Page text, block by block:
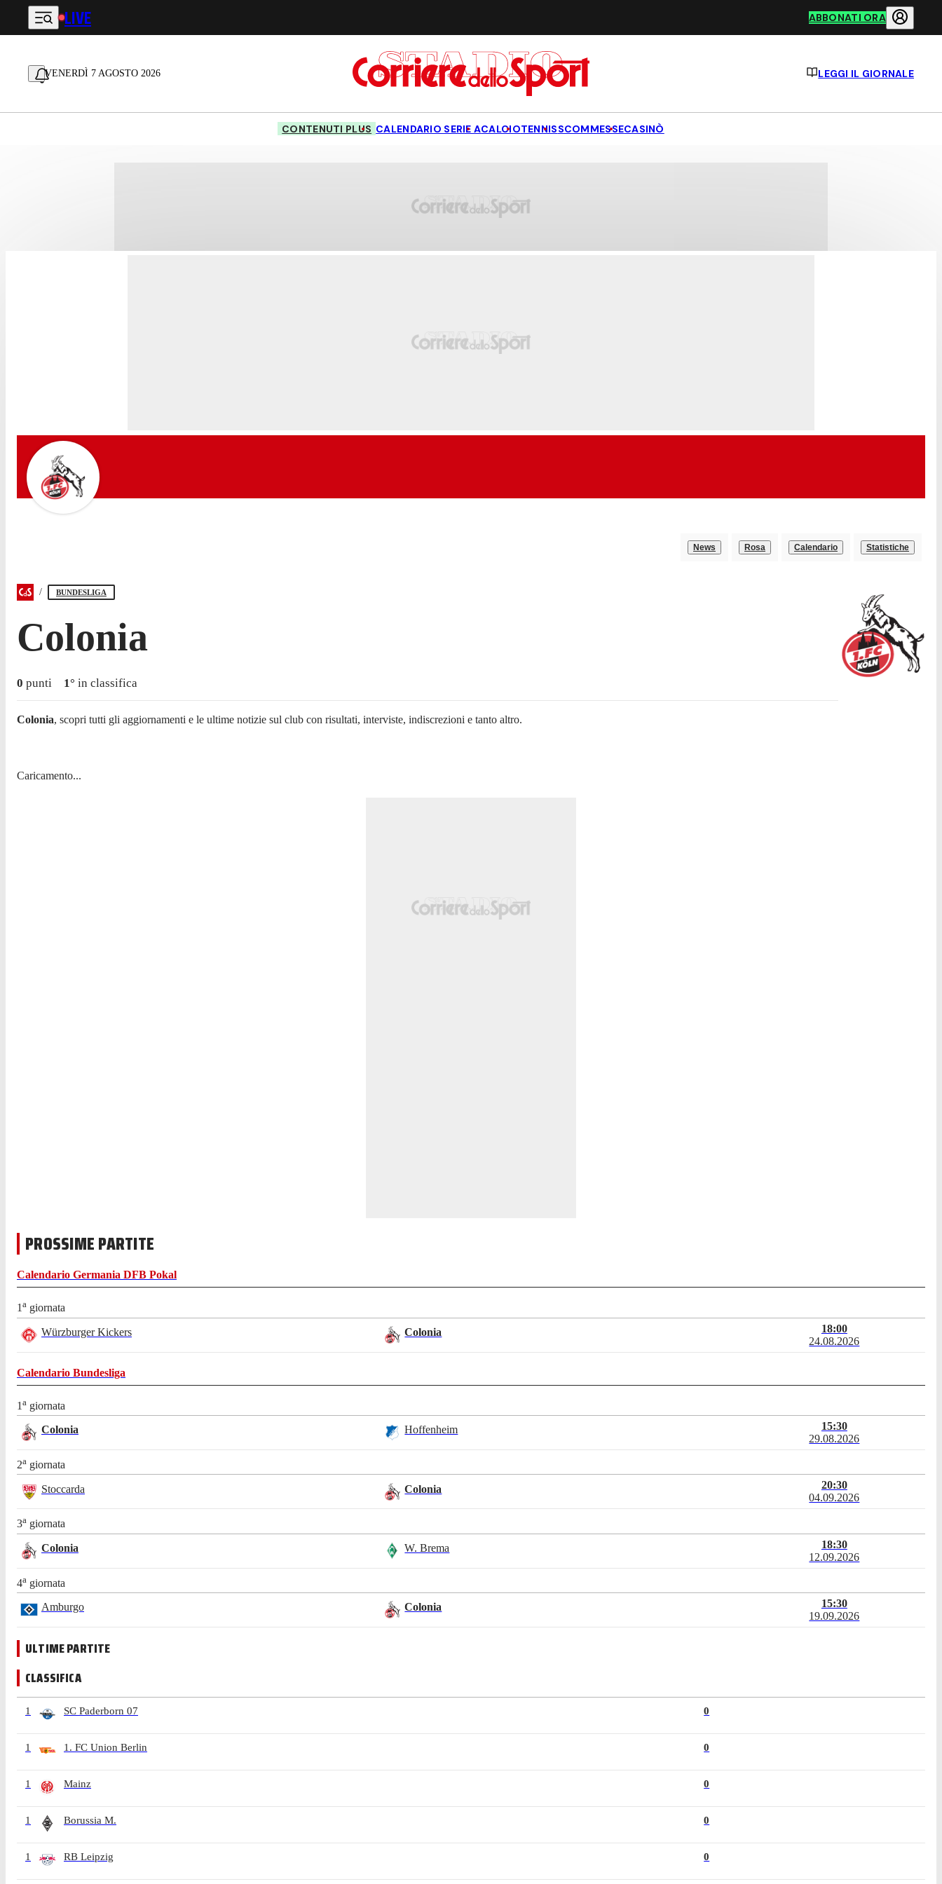
Vai al contenuto principale
LIVE ABBONATI ORA
VENERDÌ 7 AGOSTO 2026 LEGGI IL GIORNALE
CONTENUTI PLUS CALENDARIO SERIE ACALCIOTENNISSCOMMESSECASINÒ
News Rosa Calendario Statistiche
BUNDESLIGA
Colonia
0 punti 1° in classifica
Colonia, scopri tutti gli aggiornamenti e le ultime notizie sul club con risultati, interviste, indiscrezioni e tanto altro.
Caricamento...
PROSSIME PARTITE
Calendario Germania DFB Pokal
1a giornata
Würzburger Kickers Colonia
18:00
24.08.2026
Calendario Bundesliga
1 a giornata
Colonia Hoffenheim
15:30
29.08.2026
2a giornata
Stoccarda Colonia
20:30
04.09.2026
3a giornata
Colonia W. Brema
18:30
12.09.2026
4a giornata
Amburgo Colonia
15:30
19.09.2026
ULTIME PARTITE
CLASSIFICA
1 SC Paderborn 07 0
1 1. FC Union Berlin 0
1 Mainz 0
1 Borussia M. 0
1 RB Leipzig 0